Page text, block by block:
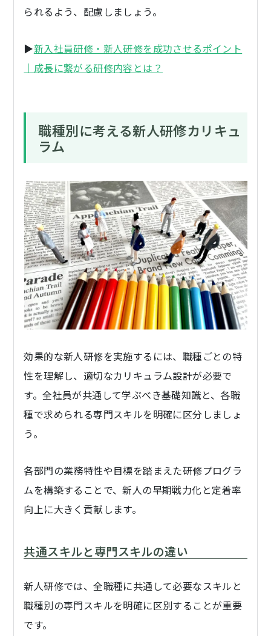
られるよう、配慮しましょう。
▶新入社員研修・新人研修を成功させるポイント
｜成長に繋がる研修内容とは？
職種別に考える新人研修カリキュ
ラム
効果的な新人研修を実施するには、職種ごとの特
性を理解し、適切なカリキュラム設計が必要で
す。全社員が共通して学ぶべき基礎知識と、各職
種で求められる専門スキルを明確に区分しましょ
う。
各部門の業務特性や目標を踏まえた研修プログラ
ムを構築することで、新人の早期戦力化と定着率
向上に大きく貢献します。
共通スキルと専門スキルの違い
新人研修では、全職種に共通して必要なスキルと
職種別の専門スキルを明確に区別することが重要
です。